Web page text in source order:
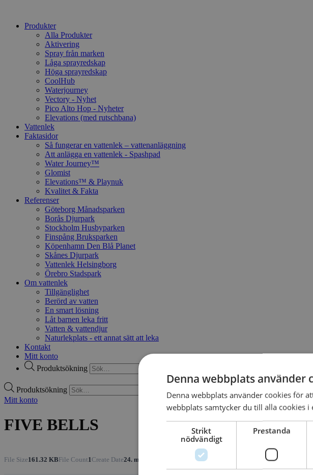
Produkter
Alla Produkter
Aktivering
Spray från marken
Låga sprayredskap
Höga sprayredskap
CoolHub
Waterjourney
Vectory - Nyhet
Pico Alto Hop - Nyheter
Elevations (med rutschbana)
Vattenlek
Faktasidor
Så fungerar en vattenlek – vattenanläggning
Att anlägga en vattenlek - Spashpad
Water Journey™
Glomist
Elevations™ & Playnuk
Kvalitet & Fakta
Referenser
Göteborg Månadsparken
Borås Djurpark
Stockholm Husbyparken
Finspång Bruksparken
Köpenhamn Den Blå Planet
Skånes Djurpark
Vattenlek Helsingborg
Örebro Stadspark
Om vattenlek
Tillgänglighet
Berörd av vatten
En smart lösning
Låt barnen leka fritt
Vatten & vattendjur
Naturlekplats - ett annat sätt att leka
Kontakt
Mitt konto
Produktsökning
Produktsökning
Mitt konto
FIVE BELLS
File Size161.32 KBFile Count1Create Date24. mars 2021 Last Updated24. mars 2021
Denna webbplats använder
Denna webbplats använder cookies för
webbplats samtycker du till alla cookies
Strikt
nödvändigt
Prestanda